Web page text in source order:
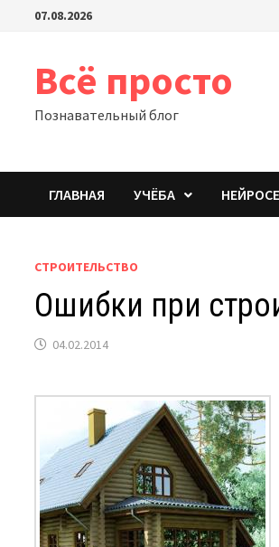
Перейти07.08.2026
Всё просто
Познавательный блог
ГЛАВНАЯ УЧЁБА
СТРОИТЕЛЬСТВО
Ошибки при
04.02.2014